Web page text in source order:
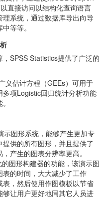
直接访问以结构化查询语言
理系统，通过数据库导出向导
中等等。
SPSS Statistics提供了广泛的
义估计方程（GEEs）可用于
项Logistic回归统计分析功能
。
示图形系统，能够产生更加专
供的所有图形，并且提供了
产生的图表分辨率更高。
图形构建器的功能，该演示图
的时间，大大减少了工作
，然后使用作图模板以节省
让用户更好地同其它人员进